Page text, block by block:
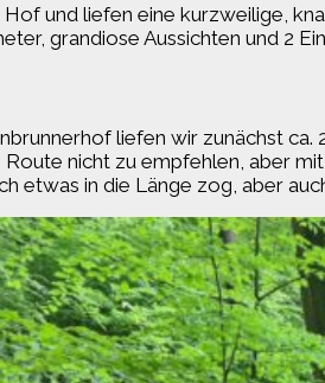
und liefen eine kurzweilige,
grandiose Aussichten und 2
liefen wir zunächst
Route nicht zu empfehlen, aber
etwas in die Länge zog, aber